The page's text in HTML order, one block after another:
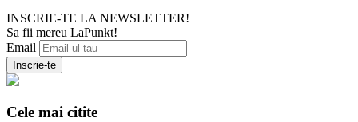
INSCRIE-TE LA NEWSLETTER!
Sa fii mereu LaPunkt!
Email
Cele mai citite